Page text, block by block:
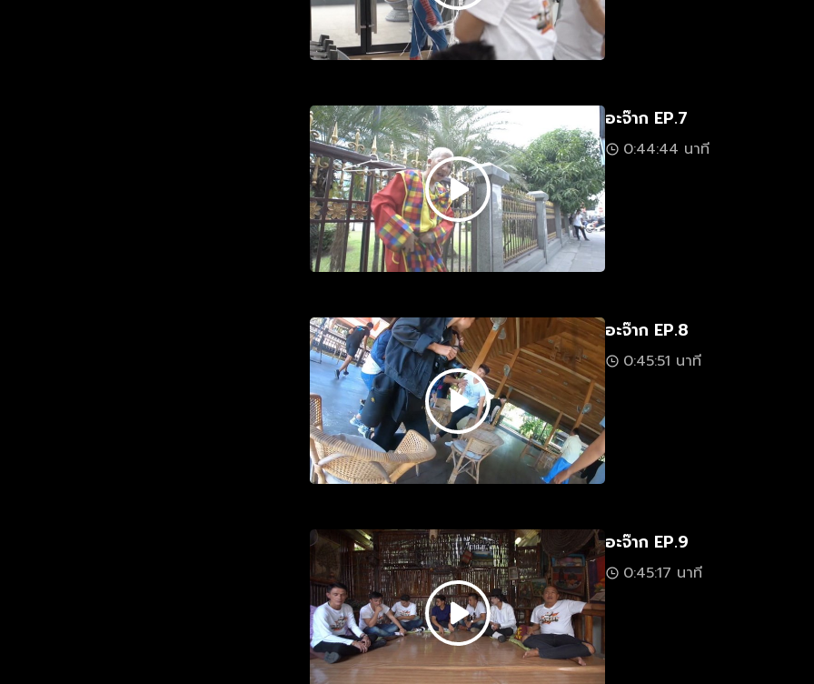
อะจ๊าก EP.7
0:44:44 นาที
อะจ๊าก EP.8
0:45:51 นาที
อะจ๊าก EP.9
0:45:17 นาที